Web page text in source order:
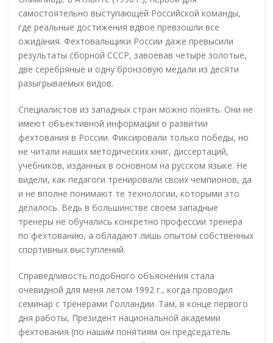
самостоятельно выступающей Российской команды,
где реальные достижения вдвое превзошли все
ожидания. Фехтовальщики России даже превысили
результаты сборной СССР, завоевав четыре золотые,
две серебряные и одну бронзовую медали из десяти
разыгрываемых видов.
Специалистов из западных стран можно понять. Они не
имеют объективной информации о развитии
фехтования в России. Фиксировали только победы, но
не читали наших методических книг, диссертаций,
учебников, изданных в основном на русском языке. Не
видели, как педагоги тренировали своих чемпионов, да
и не вполне понимают те технологии, которыми это
делалось. Ведь в большинстве своем западные
тренеры не обучались конкретно профессии тренера
по фехтованию, а обладают лишь опытом собственных
спортивных выступлений.
Справедливость подобного объяснения стала
очевидной для меня летом 1992 г., когда проводил
семинар с тренерами Голландии. Там, в конце первого
дня работы, Президент национальной академии
фехтования (по нашим понятиям он председатель